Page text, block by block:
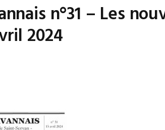
n°31 – Les
2024